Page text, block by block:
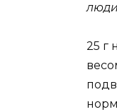
25 г